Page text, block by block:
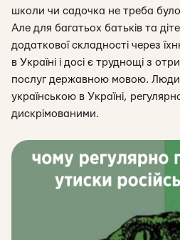
школи чи садочка не треба було
Але для багатьох батьків та
додаткової складності через
в Україні і досі є труднощі з
послуг державною мовою.
українською в Україні,
дискрімованими.